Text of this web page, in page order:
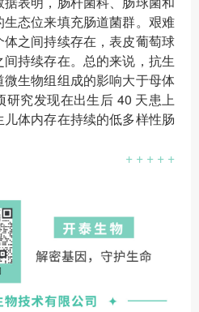
态位来填充肠道菌群。艰难
之间持续存在，表皮葡萄球
持续存在。总的来说，抗生
生物组组成的影响大于母体
究发现在出生后 40 天患上
体内存在持续的低多样性肠
+ + + + +